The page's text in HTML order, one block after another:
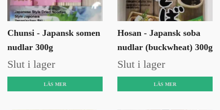
Chunsi - Japansk somen
nudlar 300g
Slut i lager
LÄS MER
Hosan - Japansk soba
nudlar (buckwheat) 300g
Slut i lager
LÄS MER